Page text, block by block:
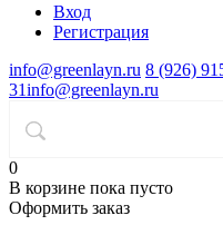
Вход
Регистрация
info@greenlayn.ru 8 (926)
31info@greenlayn.ru
0
В корзине пока пусто
Оформить заказ